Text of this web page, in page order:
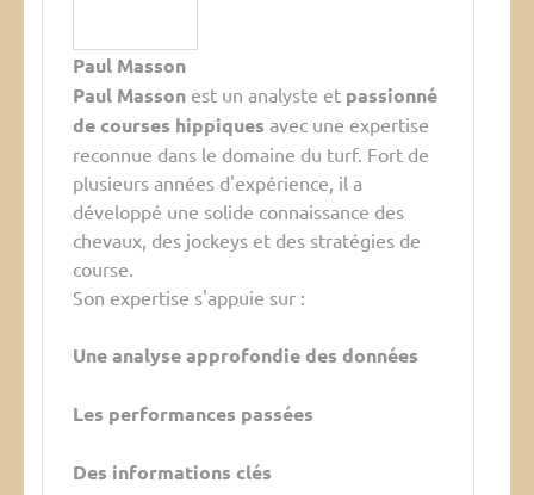
Paul Masson
Paul Masson est un analyste et passionné
de courses hippiques avec une expertise
reconnue dans le domaine du turf. Fort de
plusieurs années d'expérience, il a
développé une solide connaissance des
chevaux, des jockeys et des stratégies de
course.
Son expertise s'appuie sur :
Une analyse approfondie des données
Les performances passées
Des informations clés